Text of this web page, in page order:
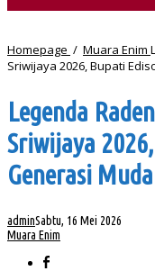
Homepage / Muara Enim
Sriwijaya 2026, Bupati
Legenda
Sriwijaya
Generasi
adminSabtu, 16 Mei 2026
Muara Enim